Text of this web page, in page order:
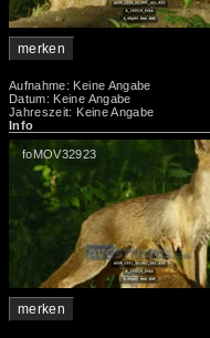
merken
Aufnahme: Keine Angabe
Datum: Keine Angabe
Jahreszeit: Keine Angabe
Info
foMOV32923
merken